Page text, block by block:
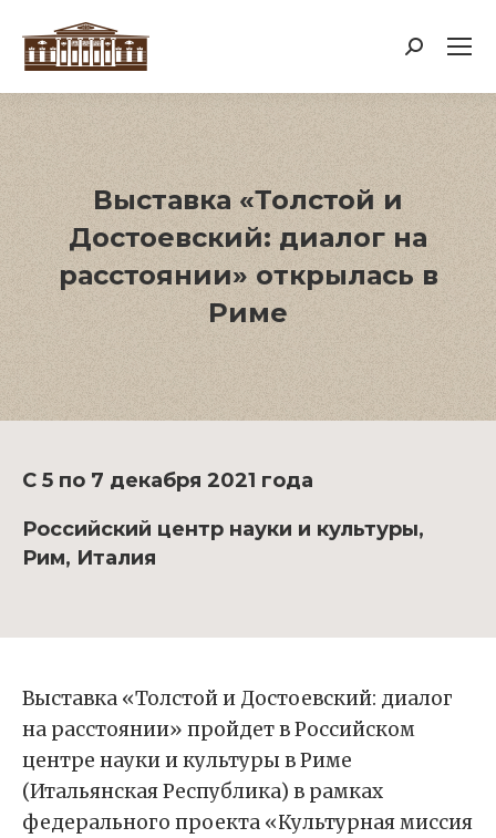
Поиск:
Выставка «Толстой и
Достоевский: диалог на
расстоянии» открылась в
Риме
С 5 по 7 декабря 2021 года
Российский центр науки и культуры,
Рим, Италия
Выставка «Толстой и Достоевский: диалог
на расстоянии» пройдет в Российском
центре науки и культуры в Риме
(Итальянская Республика) в рамках
федерального проекта «Культурная миссия